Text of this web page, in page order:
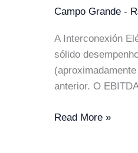
Campo Grande -
A Interconexión
sólido
anterior. O
ISA:
Read More »